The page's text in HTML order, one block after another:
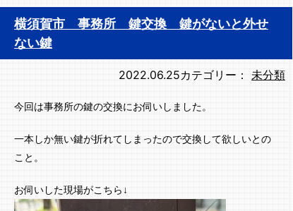
横須賀市 事務所 鍵交換 鍵がないと外せ
ない鍵
2022.06.25カテゴリー： 未分類
今回は事務所の鍵の交換にお伺いしました。
一本しか無い鍵が折れてしまったので交換して欲しいとの
こと。
お伺いした現場がこちら↓